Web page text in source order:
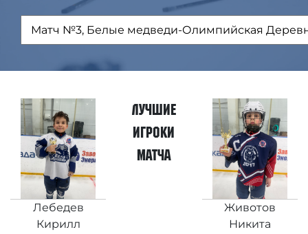
Лучшие
игроки
матча
Лебедев
Кирилл
Животов
Никита